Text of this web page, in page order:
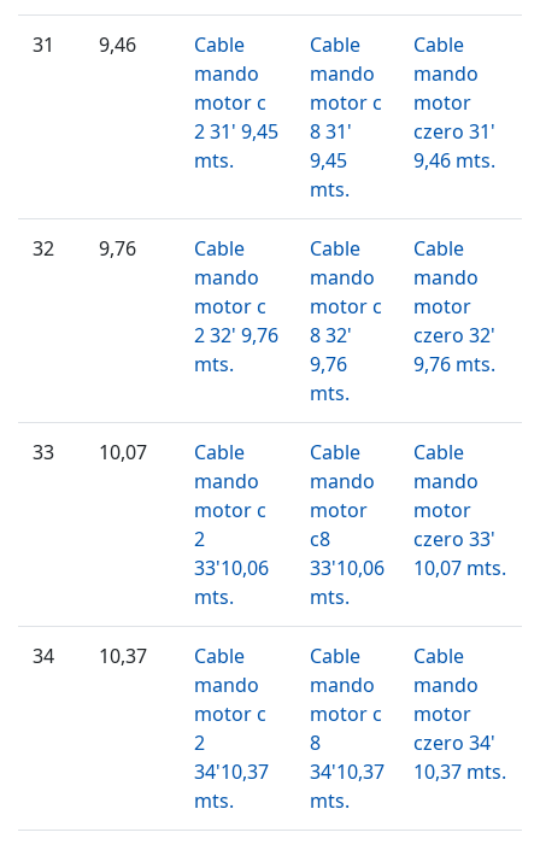
31 9,46
Cable
mando
motor c
2 31' 9,45
mts.
Cable
mando
motor c
8 31'
9,45
mts.
Cable
mando
motor
czero 31'
9,46 mts.
32 9,76
Cable
mando
motor c
2 32' 9,76
mts.
Cable
mando
motor c
8 32'
9,76
mts.
Cable
mando
motor
czero 32'
9,76 mts.
33 10,07
Cable
mando
motor c
2
33'10,06
mts.
Cable
mando
motor
c8
33'10,06
mts.
Cable
mando
motor
czero 33'
10,07 mts.
34 10,37
Cable
mando
motor c
2
34'10,37
mts.
Cable
mando
motor c
8
34'10,37
mts.
Cable
mando
motor
czero 34'
10,37 mts.